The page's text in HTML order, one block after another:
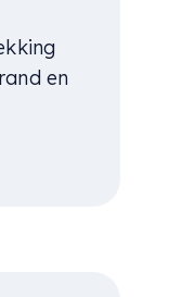
en